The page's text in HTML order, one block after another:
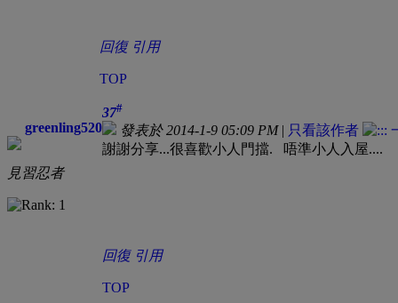
回復 引用
TOP
greenling520
見習忍者
37#
發表於 2014-1-9 05:09 PM| 只看該作者
謝謝分享...很喜歡小人門擋. 唔準小人入屋....
回復 引用
TOP